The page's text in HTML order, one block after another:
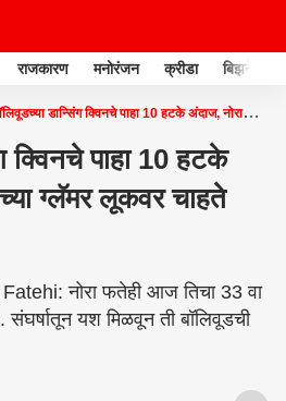
राजकारण मनोरंजन क्रीडा बिझनेस
डान्सिंग क्विनचे पाहा 10 हटके अंदाज, नोरा
क्विनचे पाहा 10 हटके
ग्लॅमर लूकवर चाहते
नोरा फतेही आज तिचा 33 वा
यश मिळवून ती बॉलिवूडची